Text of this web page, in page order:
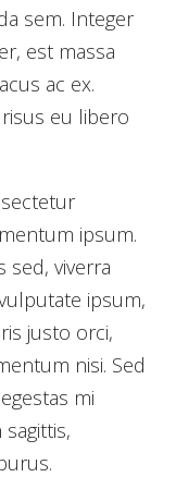
sem. Integer
est massa
ac ex.
eu libero
ipsum.
sed, viverra
ipsum,
justo orci,
nisi. Sed
mi